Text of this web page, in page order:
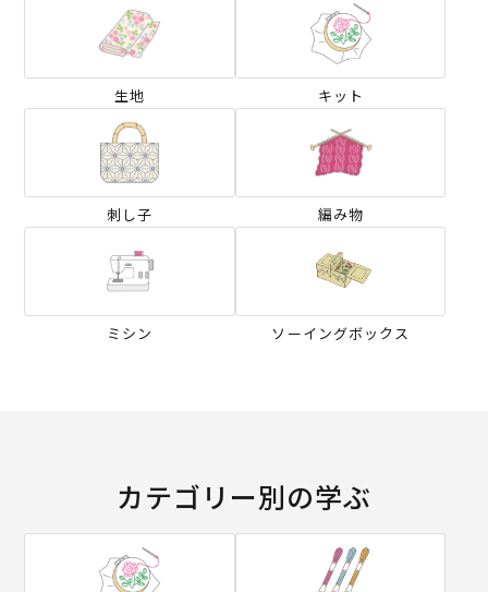
生地 キット
刺し子 編み物
ミシン ソーイングボックス
カテゴリー別の学ぶ